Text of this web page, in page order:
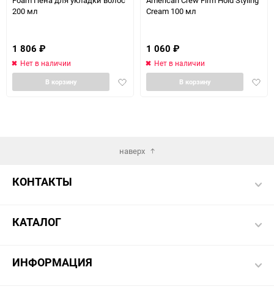
200 мл
1 806 ₽
Нет в наличии
Добавить
В корзину
Cream 100 мл
1 060 ₽
Нет в наличии
В корзину
наверх
КОНТАКТЫ
КАТАЛОГ
ИНФОРМАЦИЯ